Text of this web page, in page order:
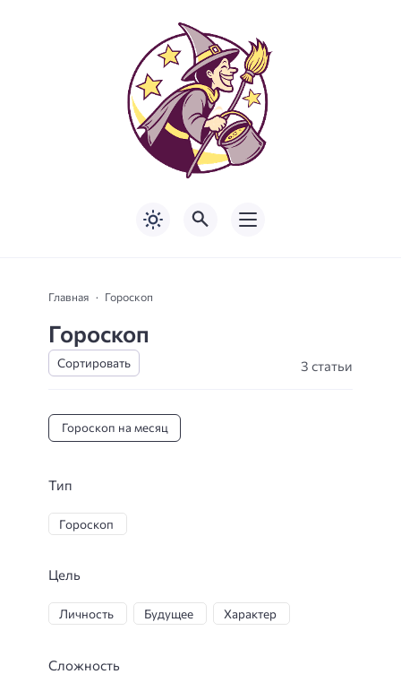
Главная Гороскоп
Гороскоп
3 статьи
Гороскоп на месяц
Тип
Гороскоп
Цель
Личность Будущее Характер
Сложность